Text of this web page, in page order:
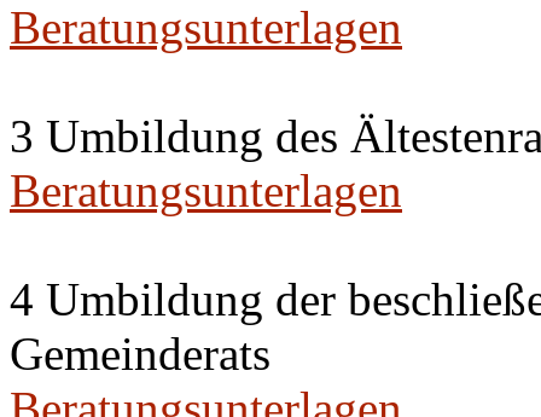
Beratungsunterlagen
3 Umbildung des
Beratungsunterlagen
4 Umbildung der
Gemeinderats